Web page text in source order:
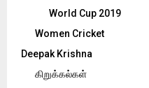
World Cup 2019
Women Cricket
Deepak Krishna
கிறுக்கல்கள்